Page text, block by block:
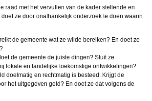
raad met het vervullen van de kader stellende en
ze door onafhankelijk onderzoek te doen waarin
de gemeente wat ze wilde bereiken? En doet ze
de gemeente de juiste dingen? Sluit ze
lokale en landelijke toekomstige ontwikkelingen?
doelmatig en rechtmatig is besteed: Krijgt de
het uitgegeven geld? En doet ze dat volgens de